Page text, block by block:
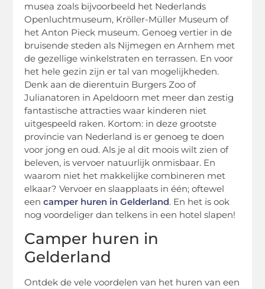
musea zoals bijvoorbeeld het Nederlands
Openluchtmuseum, Kröller-Müller Museum of
het Anton Pieck museum. Genoeg vertier in de
bruisende steden als Nijmegen en Arnhem met
de gezellige winkelstraten en terrassen. En voor
het hele gezin zijn er tal van mogelijkheden.
Denk aan de dierentuin Burgers Zoo of
Julianatoren in Apeldoorn met meer dan zestig
fantastische attracties waar kinderen niet
uitgespeeld raken. Kortom: in deze grootste
provincie van Nederland is er genoeg te doen
voor jong en oud. Als je al dit moois wilt zien of
beleven, is vervoer natuurlijk onmisbaar. En
waarom niet het makkelijke combineren met
elkaar? Vervoer en slaapplaats in één; oftewel
eencamper huren in Gelderland. En het is ook
nog voordeliger dan telkens in een hotel slapen!
Camper huren in
Gelderland
Ontdek de vele voordelen van het huren van een